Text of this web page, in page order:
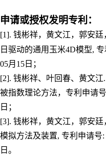
申请或授权发明专利：
[1]. 钱彬祥，黄文江，郭安廷
日驱动的通用玉米4D模型, 专
05月 15 日；
[2]. 钱彬祥、叶回春、黄文江.
被指数理论方法，专利申请号
日；
[3]. 钱彬祥，黄文江，郭安廷
模拟方法及装置, 专利申请号
日。